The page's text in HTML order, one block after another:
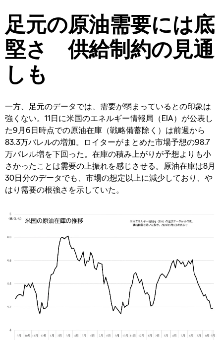
足元の原油需要には底
堅さ 供給制約の見通
しも
一方、足元のデータでは、需要が弱まっているとの印象は
強くない。11日に米国のエネルギー情報局（EIA）が公表し
た9月6日時点での原油在庫（戦略備蓄除く）は前週から
83.3万バレルの増加。ロイターがまとめた市場予想の98.7
万バレル増を下回った。在庫の積み上がりが予想よりも小
さかったことは需要の上振れを感じさせる。原油在庫は8月
30日分のデータでも、市場の想定以上に減少しており、や
はり需要の根強さを示していた。